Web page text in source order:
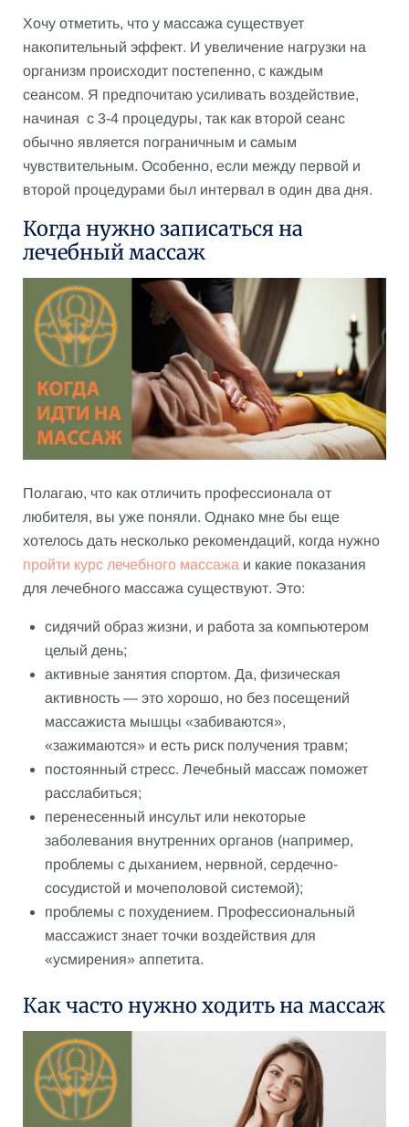
Хочу отметить, что у массажа существует
накопительный эффект. И увеличение нагрузки на
организм происходит постепенно, с каждым
сеансом. Я предпочитаю усиливать воздействие,
начиная с 3-4 процедуры, так как второй сеанс
обычно является пограничным и самым
чувствительным. Особенно, если между первой и
второй процедурами был интервал в один два дня.
Когда нужно записаться на
лечебный массаж
Полагаю, что как отличить профессионала от
любителя, вы уже поняли. Однако мне бы еще
хотелось дать несколько рекомендаций, когда нужно
пройти курс лечебного массажа и какие показания
для лечебного массажа существуют. Это:
сидячий образ жизни, и работа за компьютером
целый день;
активные занятия спортом. Да, физическая
активность — это хорошо, но без посещений
массажиста мышцы «забиваются»,
«зажимаются» и есть риск получения травм;
постоянный стресс. Лечебный массаж поможет
расслабиться;
перенесенный инсульт или некоторые
заболевания внутренних органов (например,
проблемы с дыханием, нервной, сердечно-
сосудистой и мочеполовой системой);
проблемы с похудением. Профессиональный
массажист знает точки воздействия для
«усмирения» аппетита.
Как часто нужно ходить на массаж